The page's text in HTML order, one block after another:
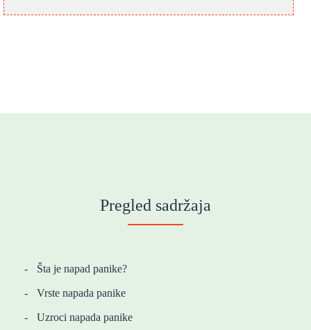
Pregled sadržaja
Šta je napad panike?
Vrste napada panike
Uzroci napada panike